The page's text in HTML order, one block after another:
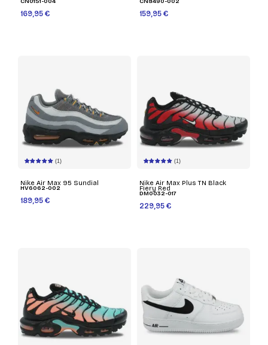
169,95 € 159,95 €
(1)
Nike Air Max 95 Sundial
HV6062-002
189,95 €
(1)
Nike Air Max Plus TN Black
Fiery Red
DM0032-017
229,95 €